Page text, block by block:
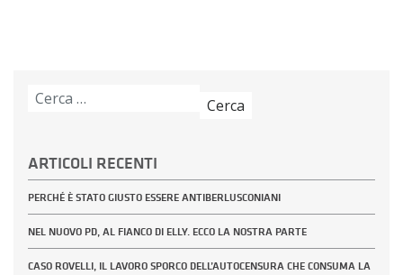
Ricerca
ARTICOLI RECENTI
PERCHÉ È STATO GIUSTO ESSERE ANTIBERLUSCONIANI
NEL NUOVO PD, AL FIANCO DI ELLY. ECCO LA NOSTRA PARTE
CASO ROVELLI, IL LAVORO SPORCO DELL’AUTOCENSURA CHE CONSUMA LA